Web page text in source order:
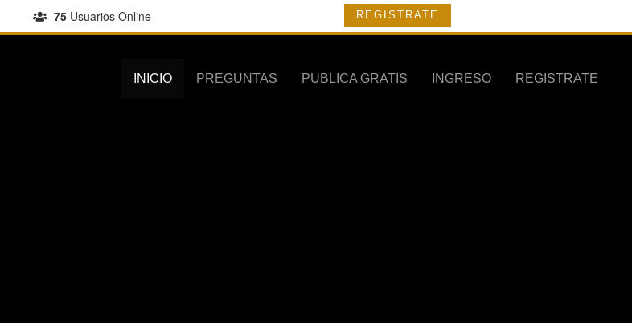
75Usuarios Online REGISTRATE
INICIO PREGUNTAS PUBLICA GRATIS INGRESO REGISTRATE